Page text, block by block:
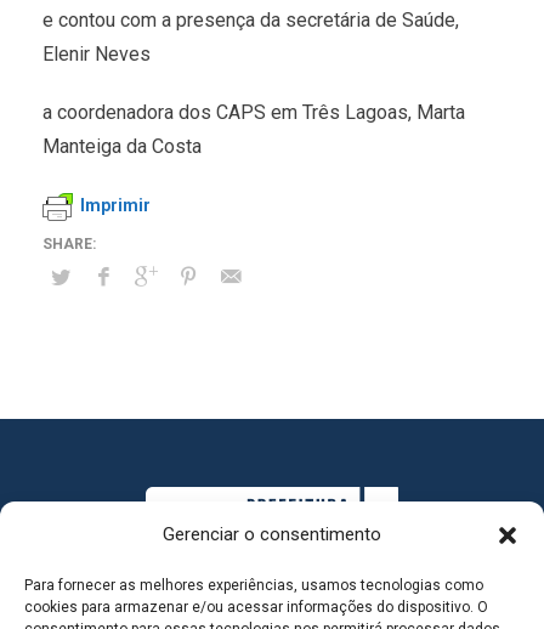
Gerenciar o consentimento
Para fornecer as melhores experiências, usamos tecnologias como
cookies para armazenar e/ou acessar informações do dispositivo. O
e contou com a presença da secretária de Saúde,
Elenir Neves
a coordenadora dos CAPS em Três Lagoas, Marta
Manteiga da Costa
Imprimir